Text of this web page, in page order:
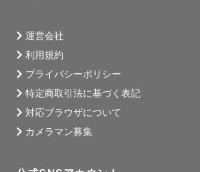
運営会社
利用規約
プライバシーポリシー
特定商取引法に基づく表記
対応ブラウザについて
カメラマン募集